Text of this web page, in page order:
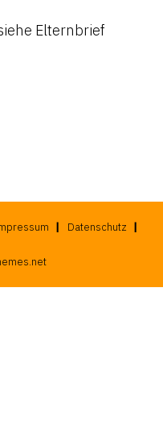
Elternbrief
Datenschutz